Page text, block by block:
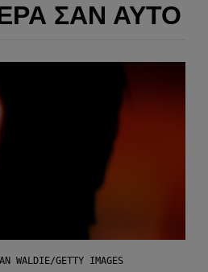
ΣΑΝ ΑΥΤΌ
WALDIE/GETTY IMAGES